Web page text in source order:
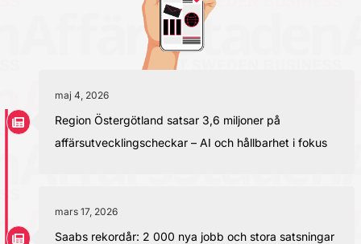
maj 4, 2026
Region Östergötland satsar 3,6 miljoner på
affärsutvecklingscheckar – AI och hållbarhet i fokus
mars 17, 2026
Saabs rekordår: 2 000 nya jobb och stora satsningar